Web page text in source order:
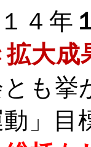
４年
拡大成
も挙
動」目